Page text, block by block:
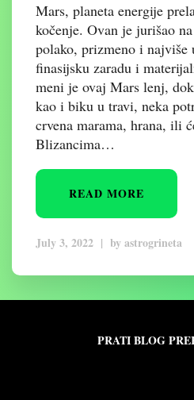
Mars, planeta energije
kočenje. Ovan je jurišao
polako, prizmeno i najviše
finasijsku zaradu i
meni je ovaj Mars lenj,
kao i biku u travi, neka
crvena marama, hrana, ili
Blizancima…
READ MORE
July 3, 2022 | byastrogrineta
PRATI BLOG